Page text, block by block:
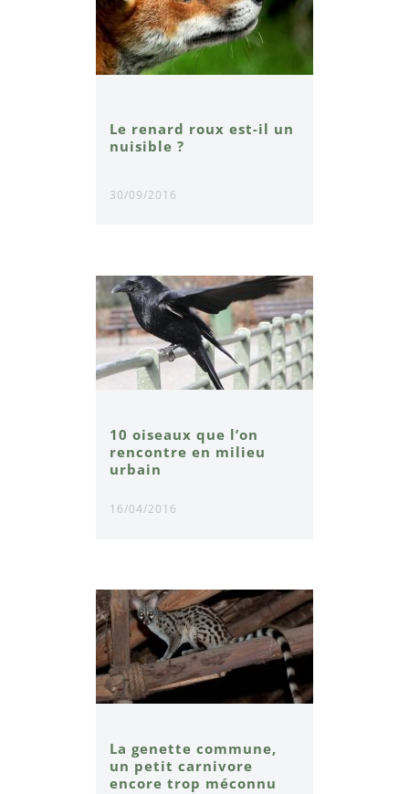
Le renard roux est-il un
nuisible ?
30/09/2016
10 oiseaux que l’on
rencontre en milieu
urbain
16/04/2016
La genette commune,
un petit carnivore
encore trop méconnu